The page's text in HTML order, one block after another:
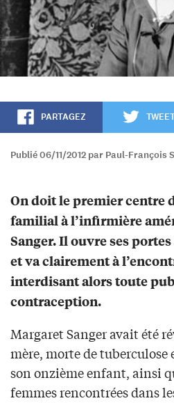
PARTAGEZ
Publié 06/11/2012 par Paul-François
On doit le premier centre
familial à l’infirmière
Sanger. Il ouvre ses
et va clairement à
interdisant alors toute
contraception.
Margaret Sanger avait été
mère, morte de
son onzième enfant, ainsi
femmes rencontrées dans